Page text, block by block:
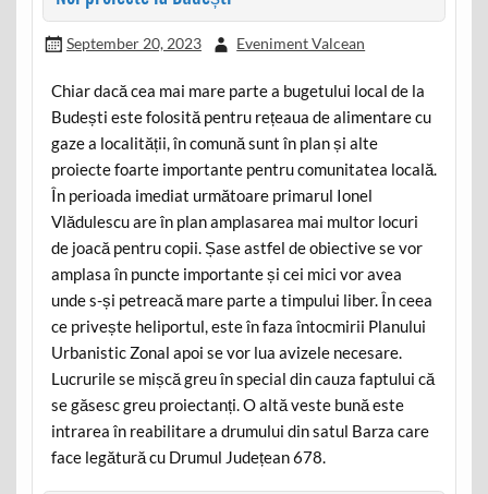
September 20, 2023 Eveniment Valcean
Chiar dacă cea mai mare parte a bugetului local de la
Budești este folosită pentru rețeaua de alimentare cu
gaze a localității, în comună sunt în plan și alte
proiecte foarte importante pentru comunitatea locală.
În perioada imediat următoare primarul Ionel
Vlădulescu are în plan amplasarea mai multor locuri
de joacă pentru copii. Șase astfel de obiective se vor
amplasa în puncte importante și cei mici vor avea
unde s-și petreacă mare parte a timpului liber. În ceea
ce privește heliportul, este în faza întocmirii Planului
Urbanistic Zonal apoi se vor lua avizele necesare.
Lucrurile se mișcă greu în special din cauza faptului că
se găsesc greu proiectanți. O altă veste bună este
intrarea în reabilitare a drumului din satul Barza care
face legătură cu Drumul Județean 678.